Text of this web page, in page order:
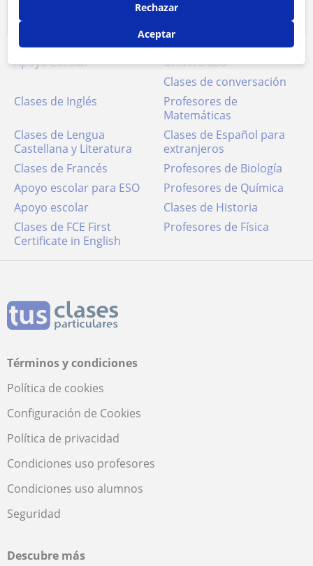
Clases más buscadas
Apoyo escolar
Universidad
Clases de conversación
Clases de Inglés
Profesores de
Matemáticas
Clases de Lengua
Castellana y Literatura
Clases de Español para
extranjeros
Clases de Francés
Profesores de Biología
Apoyo escolar para ESO
Profesores de Química
Apoyo escolar
Clases de Historia
Clases de FCE First
Certificate in English
Profesores de Física
Términos y condiciones
Política de cookies
Configuración de Cookies
Política de privacidad
Condiciones uso profesores
Condiciones uso alumnos
Seguridad
Descubre más
Rechazar
Aceptar